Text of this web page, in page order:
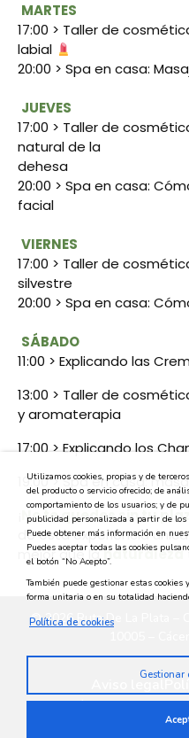
MARTES
17:00 > Taller de
labial
20:00 > Spa en casa:
JUEVES
17:00 > Taller de
natural de la
dehesa
20:00 > Spa en casa:
facial
VIERNES
17:00 > Taller de
silvestre
20:00 > Spa en casa:
SÁBADO
11:00 > Explicando las
13:00 > Taller de
y aromaterapia
17:00 > Explicando los
19:00>Spa en casa:
No te quedes sin tu
de esta experiencia
mejor que lanaturaleza
© 2026 Ruta De La Plata –
Política
Privacidad
Utilizamos cookies, propias y de
del producto o servicio ofrecido; de
comportamiento de los usuarios; y de
publicidad personalizada a partir de
Puede obtener más información en
Puedes aceptar todas las cookies
el botón “No Acepto”.
También puede gestionar estas cookies
forma unitaria o en su totalidad
Política de cookies
Gestionar